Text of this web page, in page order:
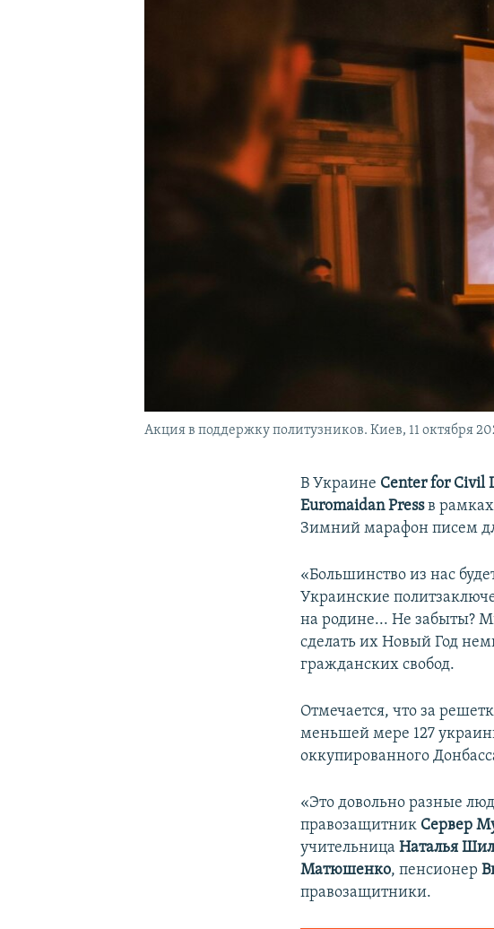
Акция в поддержку политузников. Киев, 11 октября
В Украине Center for Civil
Euromaidan Pressв
Зимний марафон писем
«Большинство из нас
Украинские
на родине... Не забыты?
сделать их Новый Год
гражданских свобод.
Отмечается, что за
меньшей мере 127
оккупированного
«Это довольно разные
правозащитник Сервер
учительницаНаталья
Матюшенко, пенсионер
правозащитники.